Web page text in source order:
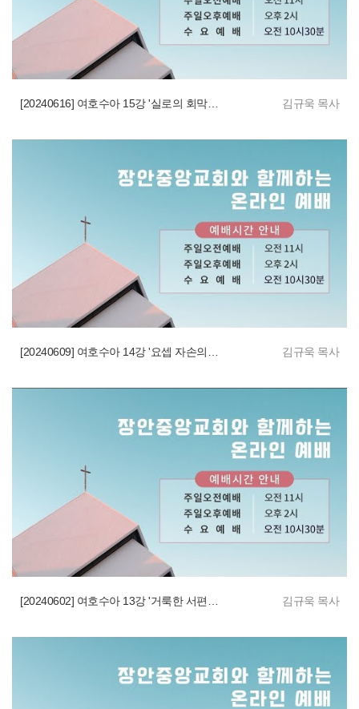
[20240616] 여호수아 15강 '실로의 회막 앞에서 땅 분배' 김규욱 목사
[20240609] 여호수아 14강 '요셉 자손의 땅 분배' 김규욱 목사
김규욱 목사